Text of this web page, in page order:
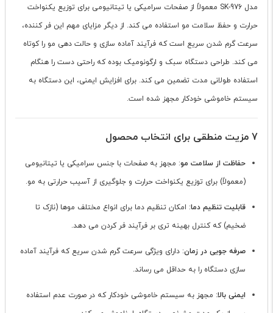
مدل SK-976 معمولاً از صفحات سرامیکی یا تیتانیومی برای توزیع یکنواخت
حرارت و حفظ سلامت مو استفاده می کند. از دیگر مزایای مهم این فر کننده،
سرعت گرم شدن سریع است که فرآیند آماده سازی و حالت دهی مو را کوتاه
می کند. طراحی دستگاه سبک و ارگونومیک بوده که راحتی دست را هنگام
استفاده طولانی مدت تضمین می کند. برای افزایش ایمنی، این دستگاه به
سیستم خاموشی خودکار مجهز شده است.
7 مزیت منطقی برای انتخاب محصول
حفاظت از سلامت مو: مجهز به صفحات با جنس سرامیکی یا تیتانیومی
(معمولاً) برای توزیع یکنواخت حرارت و جلوگیری از آسیب حرارتی به مو.
قابلیت تنظیم دما: امکان تنظیم دما برای انواع مختلف موها (نازک تا
ضخیم) که کنترل بهینه تری بر فرآیند فر کردن می دهد.
صرفه جویی در زمان: دارای ویژگی سرعت گرم شدن سریع که فرآیند آماده
سازی دستگاه را به حداقل می رساند.
ایمنی بالا: مجهز به سیستم خاموشی خودکار که در صورت عدم استفاده